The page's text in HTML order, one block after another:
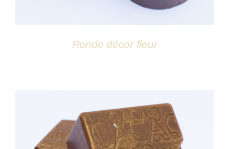
Ronde décor fleur